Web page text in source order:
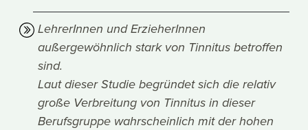
LehrerInnen und ErzieherInnen
außergewöhnlich stark von Tinnitus betroffen
sind.
Laut dieser Studie begründet sich die relativ
große Verbreitung von Tinnitus in dieser
Berufsgruppe wahrscheinlich mit der hohen